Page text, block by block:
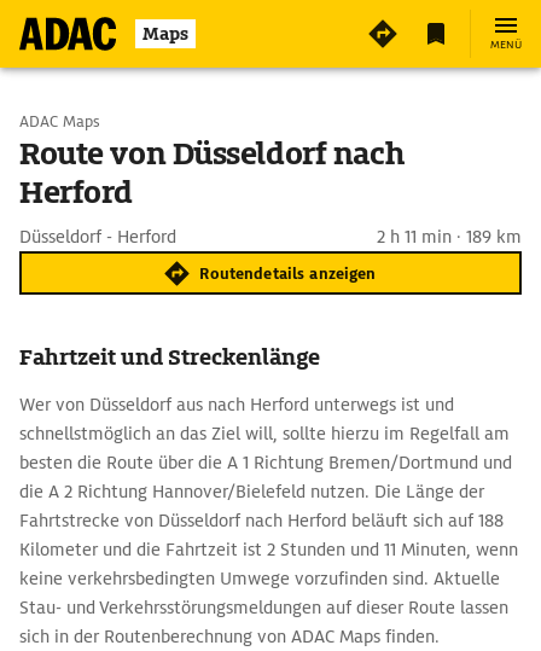
Maps MENÜ
Start wählen
Ziel eingeben
ADAC Maps
Route von Düsseldorf nach
Herford
Düsseldorf - Herford 2 h 11 min · 189 km
Routendetails anzeigen
Fahrtzeit und Streckenlänge
Wer von Düsseldorf aus nach Herford unterwegs ist und
schnellstmöglich an das Ziel will, sollte hierzu im Regelfall am
besten die Route über die A 1 Richtung Bremen/Dortmund und
die A 2 Richtung Hannover/Bielefeld nutzen. Die Länge der
Fahrtstrecke von Düsseldorf nach Herford beläuft sich auf 188
Kilometer und die Fahrtzeit ist 2 Stunden und 11 Minuten, wenn
keine verkehrsbedingten Umwege vorzufinden sind. Aktuelle
Stau- und Verkehrsstörungsmeldungen auf dieser Route lassen
sich in der Routenberechnung von ADAC Maps finden.